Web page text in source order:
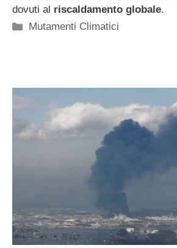
dovuti al riscaldamento globale.
Categorie
Mutamenti Climatici